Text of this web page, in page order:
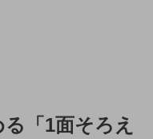
「1面そろえ